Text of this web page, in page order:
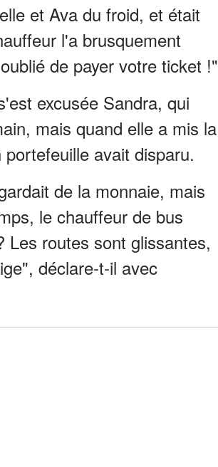
et Ava du froid, et était
l'a brusquement
de payer votre ticket !"
excusée Sandra, qui
mais quand elle a mis la
avait disparu.
de la monnaie, mais
le chauffeur de bus
Les routes sont glissantes,
déclare-t-il avec